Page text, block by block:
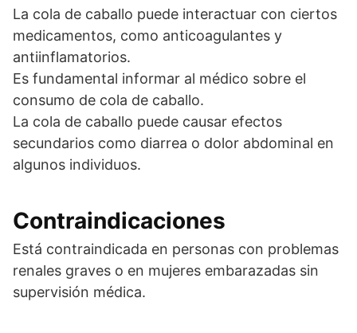
La cola de caballo puede interactuar con ciertos
medicamentos, como anticoagulantes y
antiinflamatorios.
Es fundamental informar al médico sobre el
consumo de cola de caballo.
La cola de caballo puede causar efectos
secundarios como diarrea o dolor abdominal en
algunos individuos.
Contraindicaciones
Está contraindicada en personas con problemas
renales graves o en mujeres embarazadas sin
supervisión médica.